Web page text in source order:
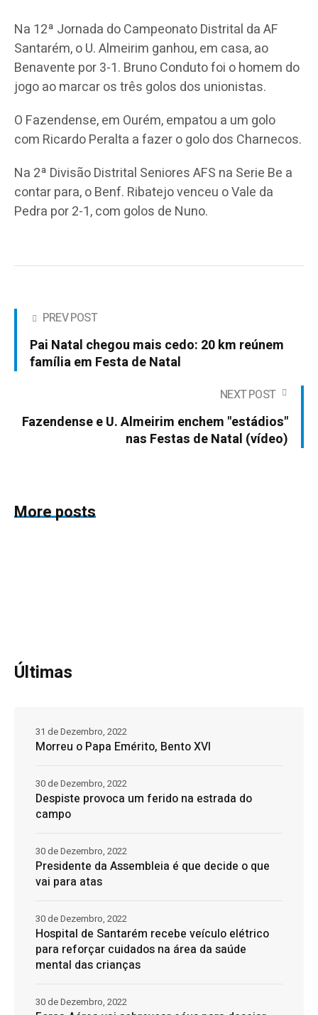
Na 12ª Jornada do Campeonato Distrital da AF
Santarém, o U. Almeirim ganhou, em casa, ao
Benavente por 3-1. Bruno Conduto foi o homem do
jogo ao marcar os três golos dos unionistas.
O Fazendense, em Ourém, empatou a um golo
com Ricardo Peralta a fazer o golo dos Charnecos.
Na 2ª Divisão Distrital Seniores AFS na Serie Be a
contar para, o Benf. Ribatejo venceu o Vale da
Pedra por 2-1, com golos de Nuno.
PREV POST
Pai Natal chegou mais cedo: 20 km reúnem
família em Festa de Natal
NEXT POST
Fazendense e U. Almeirim enchem "estádios"
nas Festas de Natal (vídeo)
More posts
Últimas
Morreu o Papa Emérito, Bento XVI
31 de Dezembro, 2022
Despiste provoca um ferido na estrada do
campo
30 de Dezembro, 2022
Presidente da Assembleia é que decide o que
vai para atas
30 de Dezembro, 2022
Hospital de Santarém recebe veículo elétrico
para reforçar cuidados na área da saúde
mental das crianças
30 de Dezembro, 2022
30 de Dezembro, 2022